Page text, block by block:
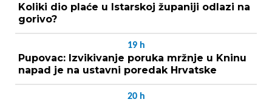
Koliki dio plaće u Istarskoj županiji odlazi na
gorivo?
19 h
Pupovac: Izvikivanje poruka mržnje u Kninu
napad je na ustavni poredak Hrvatske
20 h